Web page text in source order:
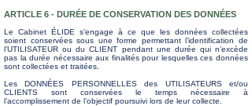
ARTICLE 6 - DURÉE DE CONSERVATION DES DONNÉES
Le Cabinet ÉLIDE s’engage à ce que les données collectées
soient conservées sous une forme permettant l’identification de
l’UTILISATEUR ou du CLIENT pendant une durée qui n’excède
pas la durée nécessaire aux finalités pour lesquelles ces données
sont collectées et traitées.
Les DONNÉES PERSONNELLES des UTILISATEURS et/ou
CLIENTS sont conservées le temps nécessaire à
l’accomplissement de l’objectif poursuivi lors de leur collecte.